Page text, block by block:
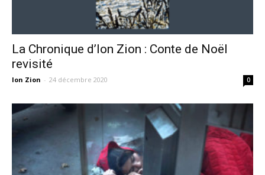
La Chronique d’Ion Zion : Conte de Noël
revisité
Ion Zion - 24 décembre 2020 0